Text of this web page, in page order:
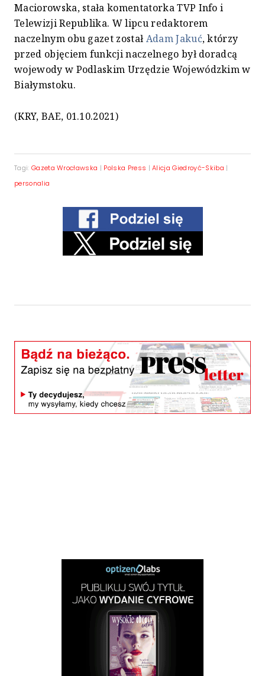
Maciorowska, stała komentatorka TVP Info i
Telewizji Republika. W lipcu redaktorem
naczelnym obu gazet został Adam Jakuć, którzy
przed objęciem funkcji naczelnego był doradcą
wojewody w Podlaskim Urzędzie Wojewódzkim w
Białymstoku.
(KRY, BAE, 01.10.2021)
Tagi: Gazeta Wrocławska | Polska Press |Alicja Giedroyć-Skiba |
personalia